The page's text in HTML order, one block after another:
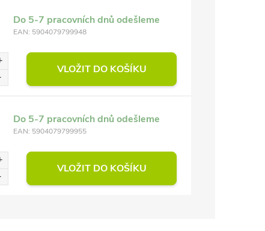
Do 5-7 pracovních dnů odešleme
EAN: 5904079799948
VLOŽIT DO KOŠÍKU
Do 5-7 pracovních dnů odešleme
EAN: 5904079799955
VLOŽIT DO KOŠÍKU